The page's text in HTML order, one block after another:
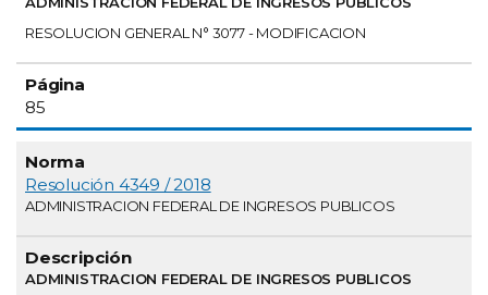
RESOLUCION GENERAL N° 3077 - MODIFICACION
85
Resolución 4349 / 2018
ADMINISTRACION FEDERAL DE INGRESOS PUBLICOS
ADMINISTRACION FEDERAL DE INGRESOS PUBLICOS